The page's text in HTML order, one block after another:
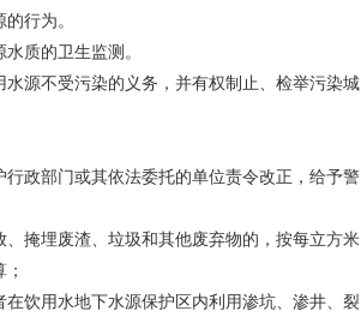
行为。
质的卫生监测。
不受污染的义务，并有权制止、检举污染城
部门或其依法委托的单位责令改正，给予警
掩埋废渣、垃圾和其他废弃物的，按每立方米
饮用水地下水源保护区内利用渗坑、渗井、裂